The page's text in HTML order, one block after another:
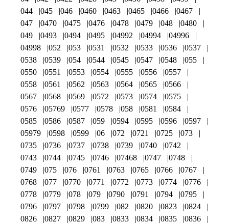
044
045 046 0460 0463 0465 0466
0467
047
0470 0475 0476 0478 0479 048
0480
049
0493 0494 0495 04992 04994
04996
04998
052 053 0531 0532 0533 0536
0537
0538
0539 054 0544 0545 0547 0548
055
0550
0551 0553 0554 0555 0556
0557
0558
0561 0562 0563 0564 0565
0566
0567
0568 0569 0572 0573 0574
0575
0576
05769 0577 0578 058 0581
0584
0585
0586 0587 059 0594 0595 0596
0597
05979
0598 0599 06 072 0721 0725
073
0735
0736 0737 0738 0739 0740
0742
0743
0744 0745 0746 07468 0747
0748
0749
075 076 0761 0763 0765 0766
0767
0768
077 0770 0771 0772 0773 0774
0776
0778
0779 078 079 0790 0791 0794
0795
0796
0797 0798 0799 082 0820 0823
0824
0826
0827 0829 083 0833 0834 0835
0836